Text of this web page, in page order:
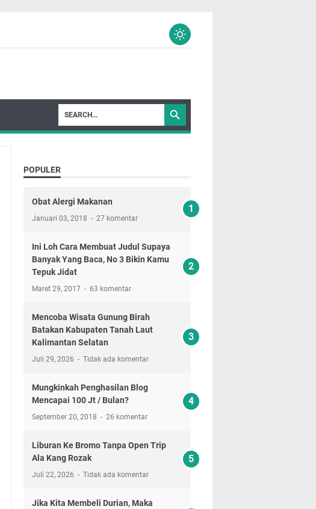
POPULER
Obat Alergi Makanan
Januari 03, 2018 27 komentar
Ini Loh Cara Membuat Judul Supaya
Banyak Yang Baca, No 3 Bikin Kamu
Tepuk Jidat
Maret 29, 2017 63 komentar
Mencoba Wisata Gunung Birah
Batakan Kabupaten Tanah Laut
Kalimantan Selatan
Juli 29, 2026 Tidak ada komentar
Mungkinkah Penghasilan Blog
Mencapai 100 Jt / Bulan?
September 20, 2018 26 komentar
Liburan Ke Bromo Tanpa Open Trip
Ala Kang Rozak
Juli 22, 2026 Tidak ada komentar
Jika Kita Membeli Durian, Maka